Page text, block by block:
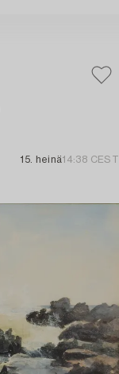
15. heinä14:38 CEST